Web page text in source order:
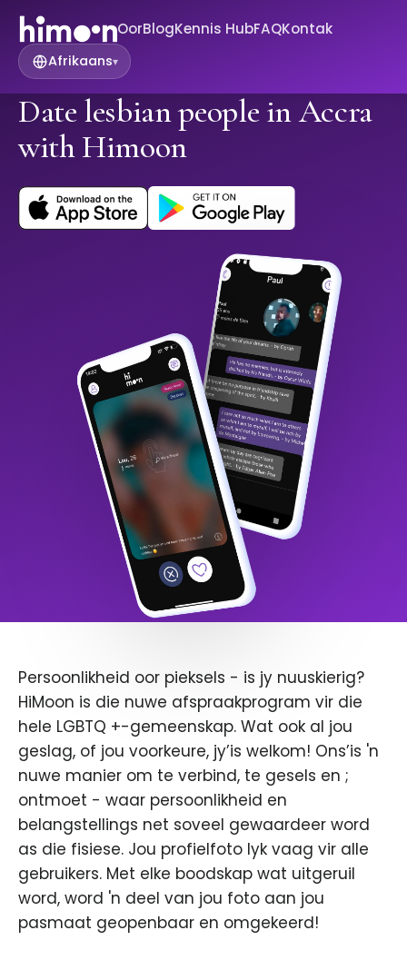
OorBlogKennis HubFAQKontak
Afrikaans▾
Date lesbian people in Accra
with Himoon
Persoonlikheid oor pieksels - is jy nuuskierig?
HiMoon is die nuwe afspraakprogram vir die
hele LGBTQ +-gemeenskap. Wat ook al jou
geslag, of jou voorkeure, jy’is welkom! Ons’is 'n
nuwe manier om te verbind, te gesels en ;
ontmoet - waar persoonlikheid en
belangstellings net soveel gewaardeer word
as die fisiese. Jou profielfoto lyk vaag vir alle
gebruikers. Met elke boodskap wat uitgeruil
word, word 'n deel van jou foto aan jou
pasmaat geopenbaar en omgekeerd!